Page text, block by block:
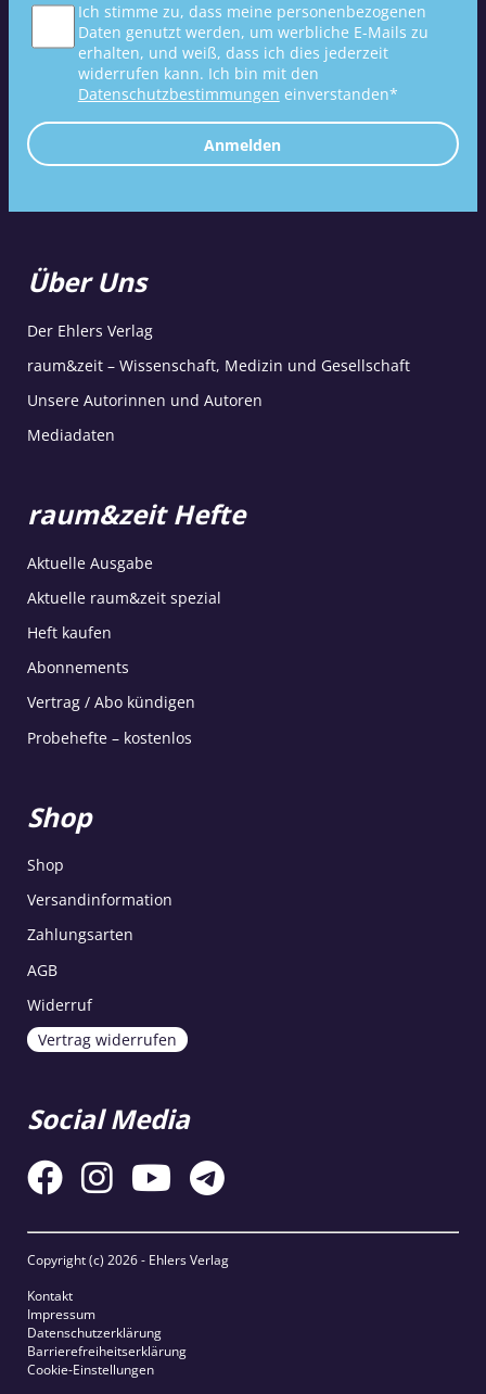
Ich stimme zu, dass meine personenbezogenen
Daten genutzt werden, um werbliche E-Mails zu
erhalten, und weiß, dass ich dies jederzeit
widerrufen kann. Ich bin mit den
Datenschutzbestimmungen einverstanden*
Anmelden
Über Uns
Der Ehlers Verlag
raum&zeit – Wissenschaft, Medizin und Gesellschaft
Unsere Autorinnen und Autoren
Mediadaten
raum&zeit Hefte
Aktuelle Ausgabe
Aktuelle raum&zeit spezial
Heft kaufen
Abonnements
Vertrag / Abo kündigen
Probehefte – kostenlos
Shop
Shop
Versandinformation
Zahlungsarten
AGB
Widerruf
Vertrag widerrufen
Social Media
Copyright (c) 2026 - Ehlers Verlag
Kontakt
Impressum
Datenschutzerklärung
Barrierefreiheitserklärung
Cookie-Einstellungen